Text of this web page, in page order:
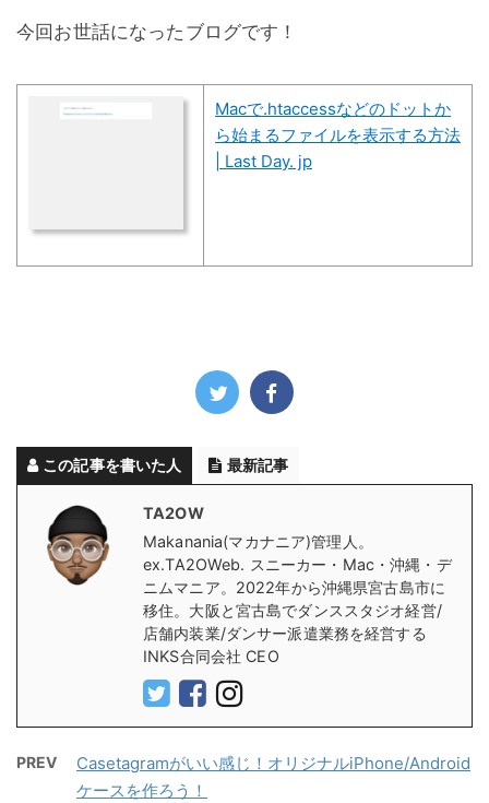
今回お世話になったブログです！
Macで.htaccessなどのドットか
ら始まるファイルを表示する方法
| Last Day. jp
この記事を書いた人 最新記事
TA2OW
Makanania(マカナニア)管理人。
ex.TA2OWeb. スニーカー・Mac・沖縄・デ
ニムマニア。2022年から沖縄県宮古島市に
移住。大阪と宮古島でダンススタジオ経営/
店舗内装業/ダンサー派遣業務を経営する
INKS合同会社 CEO
PREV
Casetagramがいい感じ！オリジナルiPhone/Android
ケースを作ろう！